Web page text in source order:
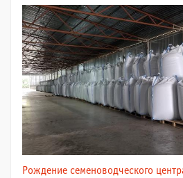
Рождение семеноводческого